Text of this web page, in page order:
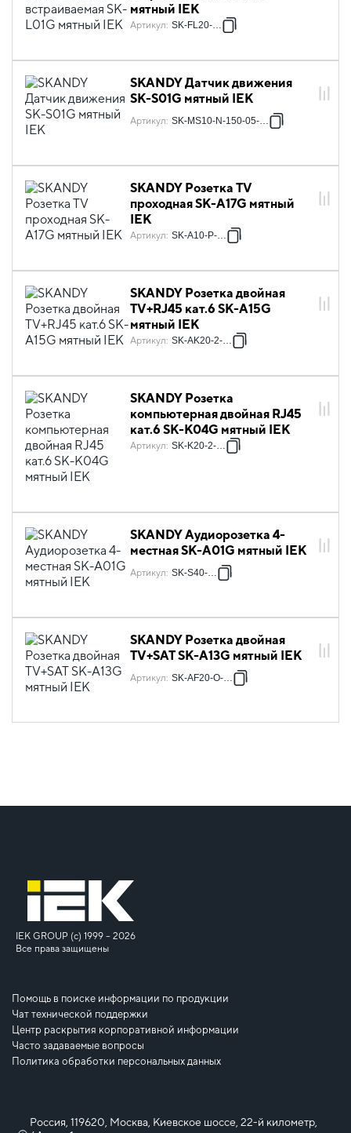
мятный IEK
Артикул: SK-FL20-K06
SKANDY Датчик движения
SK-S01G мятный IEK
Артикул: SK-MS10-N-150-05-K06
SKANDY Розетка TV
проходная SK-A17G мятный
IEK
Артикул: SK-A10-P-K06
SKANDY Розетка двойная
TV+RJ45 кат.6 SK-A15G
мятный IEK
Артикул: SK-AK20-2-K06
SKANDY Розетка
компьютерная двойная RJ45
кат.6 SK-K04G мятный IEK
Артикул: SK-K20-2-K06
SKANDY Аудиорозетка 4-
местная SK-A01G мятный IEK
Артикул: SK-S40-K06
SKANDY Розетка двойная
TV+SAT SK-A13G мятный IEK
Артикул: SK-AF20-O-K06
IEK GROUP (c) 1999 – 2026
Все права защищены
Помощь в поиске информации по продукции
Чат технической поддержки
Центр раскрытия корпоративной информации
Часто задаваемые вопросы
Политика обработки персональных данных
Россия, 119620, Москва, Киевское шоссе, 22-й километр,